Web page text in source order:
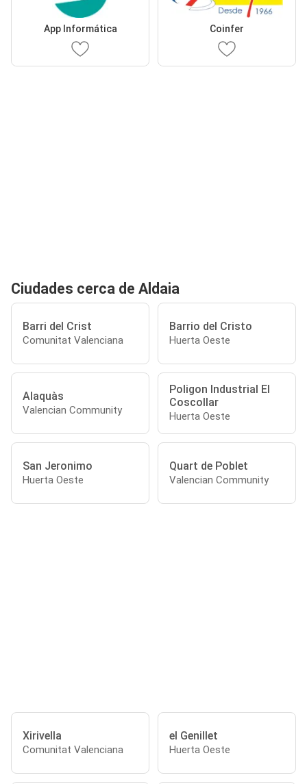
App Informática Coinfer
Ciudades cerca de Aldaia
Barri del Crist
Comunitat Valenciana
Barrio del Cristo
Huerta Oeste
Alaquàs
Valencian Community
Poligon Industrial El
Coscollar
Huerta Oeste
San Jeronimo
Huerta Oeste
Quart de Poblet
Valencian Community
Xirivella
Comunitat Valenciana
el Genillet
Huerta Oeste